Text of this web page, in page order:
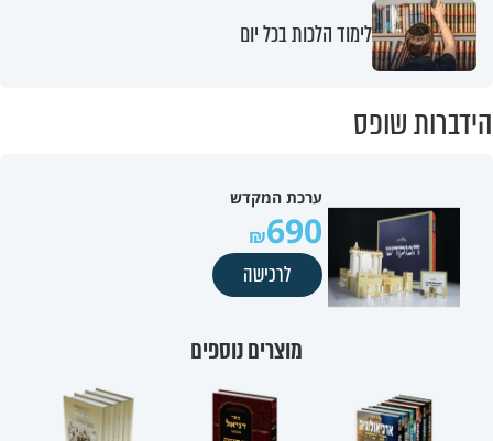
לימוד הלכות בכל יום
הידברות שופס
ערכת המקדש
690
לרכישה
מוצרים נוספים